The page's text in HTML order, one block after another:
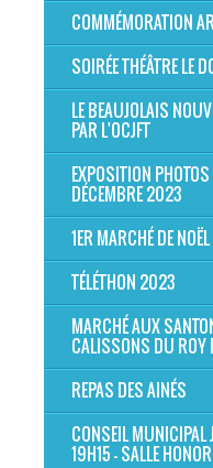
COMMÉMORATION
SOIRÉE THÉÂTRE LE
LE BEAUJOLAIS
PAR L'OCJFT
EXPOSITION
DÉCEMBRE 2023
1ER MARCHÉ DE
TÉLÉTHON 2023
MARCHÉ AUX
CALISSONS DU ROY
REPAS DES AINÉS
CONSEIL
19H15 - SALLE